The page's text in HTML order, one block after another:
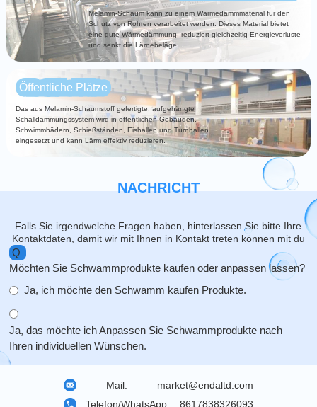
Melamin-Schaum kann zu einem Wärmedämmmaterial für den
Schutz von Rohren verarbeitet werden. Dieses Material bietet
eine gute Wärmedämmung, reduziert gleichzeitig Energieverluste
und senkt die Lärnebeläge.
Öffentliche Plätze
Das aus Melamin-Schaumstoff gefertigte, aufgehängte
Schalldämmungssystem wird in öffentlichen Gebäuden,
Schwimmbädern, Schießständen, Eishallen und Turnhallen
eingesetzt und kann Lärm effektiv reduzieren.
NACHRICHT
Falls Sie irgendwelche Fragen haben, hinterlassen Sie bitte Ihre
Kontaktdaten, damit wir mit Ihnen in Kontakt treten können mit du
Q
Möchten Sie Schwammprodukte kaufen oder anpassen lassen?
Ja, ich möchte den Schwamm kaufen Produkte.
Ja, das möchte ich Anpassen Sie Schwammprodukte nach
Ihren individuellen Wünschen.
Mail:
market@endaltd.com
Telefon/WhatsApp:
8617838326093